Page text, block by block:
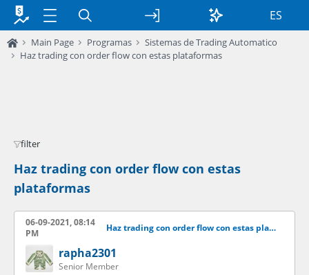
ES
Main Page Programas
Sistemas de Trading Automatico
Haz trading con order flow con estas plataformas
filter
Haz trading con order flow con estas
plataformas
06-09-2021, 08:14
PM
Haz trading con order flow con estas plataformas
rapha2301
Senior Member